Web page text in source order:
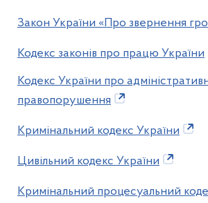
Закон України «Про звернення
Кодекс законів про працю України
Кодекс України про
правопорушення
Кримінальний кодекс України
Цивільний кодекс України
Кримінальний процесуальний